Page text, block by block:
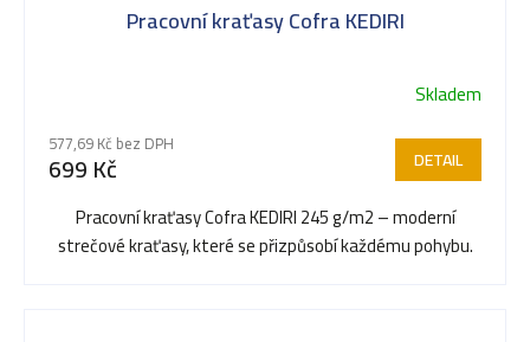
Pracovní kraťasy Cofra KEDIRI
hodnocení
produktu
je
Skladem
577,69 Kč bez DPH
699 Kč DETAIL
Pracovní kraťasy Cofra KEDIRI 245 g/m2 – moderní
strečové kraťasy, které se přizpůsobí každému pohybu.